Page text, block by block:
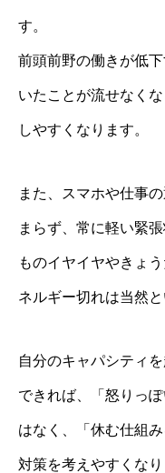
す。
前頭前野の働きが低
いたことが流せなく
しやすくなります。
また、スマホや仕事
まらず、常に軽い緊
ものイヤイヤやきょ
ネルギー切れは当然と
自分のキャパシティ
できれば、「怒りっ
はなく、「休む仕組
対策を考えやすくなり